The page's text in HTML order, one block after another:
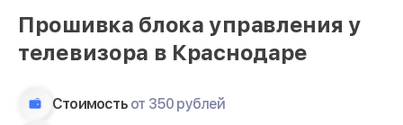
Прошивка блока управления у
телевизора в Краснодаре
Стоимость от 350 рублей